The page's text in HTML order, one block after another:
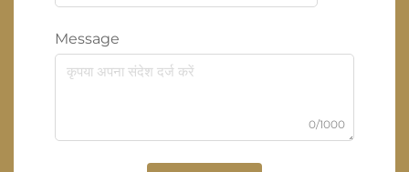
Message
0/1000